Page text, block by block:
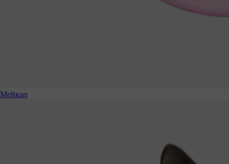
Мейкап